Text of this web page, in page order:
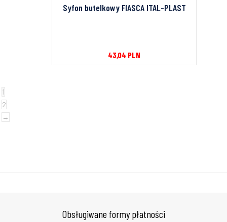
Syfon butelkowy FIASCA ITAL-PLAST
43,04 PLN
1
2
→
Obsługiwane formy płatności